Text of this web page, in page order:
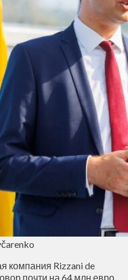
компания Rizzani de
почти на 64 млн евро